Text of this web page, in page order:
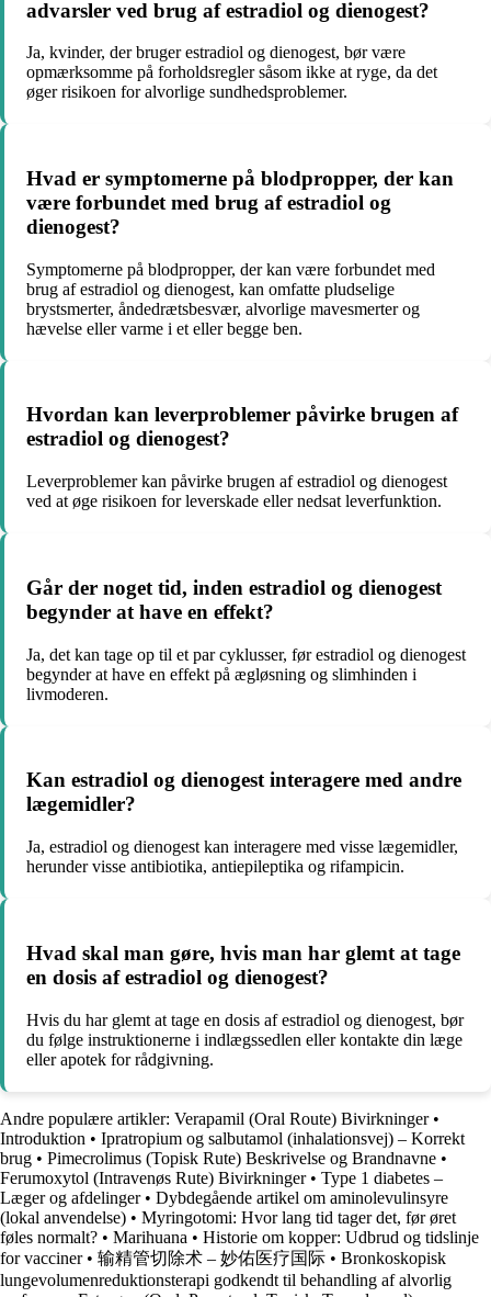
advarsler ved brug af estradiol og dienogest?
Ja, kvinder, der bruger estradiol og dienogest, bør være
opmærksomme på forholdsregler såsom ikke at ryge, da det
øger risikoen for alvorlige sundhedsproblemer.
Hvad er symptomerne på blodpropper, der kan
være forbundet med brug af estradiol og
dienogest?
Symptomerne på blodpropper, der kan være forbundet med
brug af estradiol og dienogest, kan omfatte pludselige
brystsmerter, åndedrætsbesvær, alvorlige mavesmerter og
hævelse eller varme i et eller begge ben.
Hvordan kan leverproblemer påvirke brugen af
estradiol og dienogest?
Leverproblemer kan påvirke brugen af estradiol og dienogest
ved at øge risikoen for leverskade eller nedsat leverfunktion.
Går der noget tid, inden estradiol og dienogest
begynder at have en effekt?
Ja, det kan tage op til et par cyklusser, før estradiol og dienogest
begynder at have en effekt på ægløsning og slimhinden i
livmoderen.
Kan estradiol og dienogest interagere med andre
lægemidler?
Ja, estradiol og dienogest kan interagere med visse lægemidler,
herunder visse antibiotika, antiepileptika og rifampicin.
Hvad skal man gøre, hvis man har glemt at tage
en dosis af estradiol og dienogest?
Hvis du har glemt at tage en dosis af estradiol og dienogest, bør
du følge instruktionerne i indlægssedlen eller kontakte din læge
eller apotek for rådgivning.
Andre populære artikler: Verapamil (Oral Route) Bivirkninger•
Introduktion • Ipratropium og salbutamol (inhalationsvej) – Korrekt
brug • Pimecrolimus (Topisk Rute) Beskrivelse og Brandnavne •
Ferumoxytol (Intravenøs Rute) Bivirkninger• Type 1 diabetes –
Læger og afdelinger• Dybdegående artikel om aminolevulinsyre
(lokal anvendelse) • Myringotomi: Hvor lang tid tager det, før øret
føles normalt? • Marihuana • Historie om kopper: Udbrud og tidslinje
for vacciner• 输精管切除术 – 妙佑医疗国际 • Bronkoskopisk
lungevolumenreduktionsterapi godkendt til behandling af alvorlig